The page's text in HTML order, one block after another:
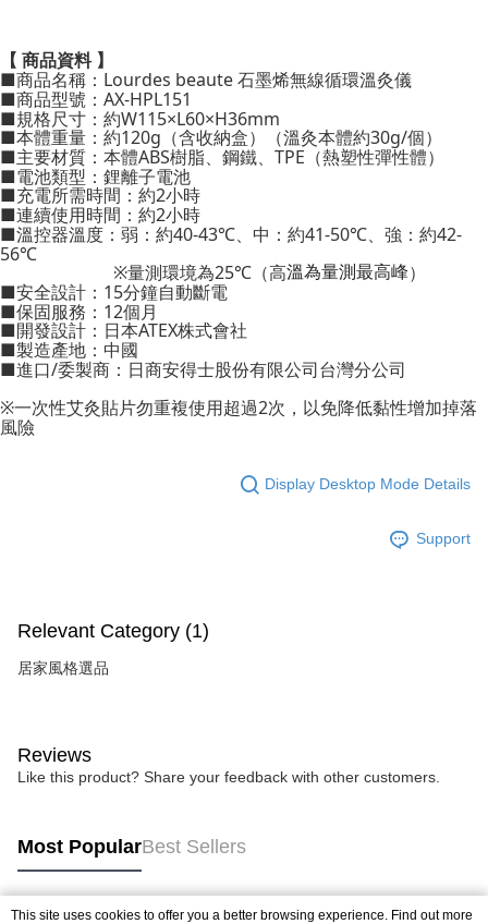
【 商品資料 】
■商品名稱： Lourdes beaute 石墨烯無線循環溫灸儀
■商品型號： AX-HPL151
■規格尺寸：約W115×L60×H36mm
■本體重量：約120g （含收納盒）
（溫灸本體約30g/個）
■主要材質： 本體ABS樹脂、鋼鐵、TPE（熱塑性彈性體）
■電池類型：鋰離子電池
■充電所需時間：約2小時
■連續使用時間： 約2小時
■溫控器溫度：弱：約40-43℃、中：約41-50℃、強：約42-
56℃
※量測環境為25℃（高溫為量測最高峰）
■安全設計：15分鐘自動斷電
■保固服務：12個月
■開發設計：日本ATEX株式會社
■製造產地：中國
■進口/委製商：日商安得士股份有限公司台灣分公司
※一次性艾灸貼片勿重複使用超過2次，以免降低黏性增加掉落
風險
Display Desktop Mode Details
Support
Relevant Category (1)
居家風格選品
Reviews
Like this product? Share your feedback with other customers.
Most PopularBest Sellers
This site uses cookies to offer you a better browsing experience. Find out more